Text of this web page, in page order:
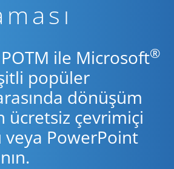
ile Microsoft®
popüler
dönüşüm
ücretsiz çevrimiçi
veya PowerPoint